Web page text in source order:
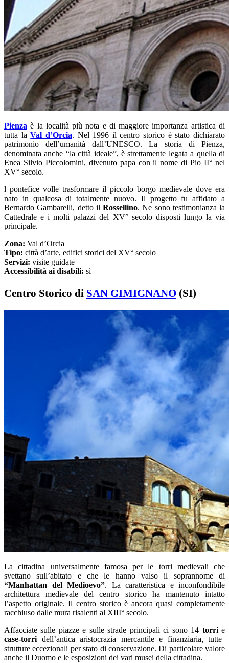
Pienza è la località più nota e di maggiore importanza artistica di
tutta laVal d’Orcia. Nel 1996 il centro storico è stato dichiarato
patrimonio dell’umanità dall’UNESCO. La storia di Pienza,
denominata anche “la città ideale”, è strettamente legata a quella di
Enea Silvio Piccolomini, divenuto papa con il nome di Pio II° nel
XV° secolo.
l pontefice volle trasformare il piccolo borgo medievale dove era
nato in qualcosa di totalmente nuovo. Il progetto fu affidato a
Bernardo Gambarelli, detto il Rossellino. Ne sono testimonianza la
Cattedrale e i molti palazzi del XV° secolo disposti lungo la via
principale.
Zona: Val d’Orcia
Tipo: città d’arte, edifici storici del XV° secolo
Servizi: visite guidate
Accessibilità ai disabili: sì
Centro Storico di SAN GIMIGNANO (SI)
La cittadina universalmente famosa per le torri medievali che
svettano sull’abitato e che le hanno valso il soprannome di
“Manhattan del Medioevo”. La caratteristica e inconfondibile
architettura medievale del centro storico ha mantenuto intatto
l’aspetto originale. Il centro storico è ancora quasi completamente
racchiuso dalle mura risalenti al XIII° secolo.
Affacciate sulle piazze e sulle strade principali ci sono 14 torrie
case-torri dell’antica aristocrazia mercantile e finanziaria, tutte
strutture eccezionali per stato di conservazione. Di particolare valore
anche il Duomo e le esposizioni dei vari musei della cittadina.